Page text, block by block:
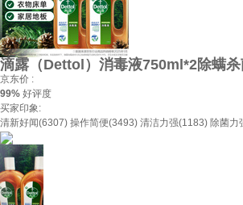
滴露（Dettol）消毒液750ml*2除螨
京东价 :
99% 好评度
买家印象:
清新好闻(6307) 操作简便(3493) 清洁力强(1183) 除菌力